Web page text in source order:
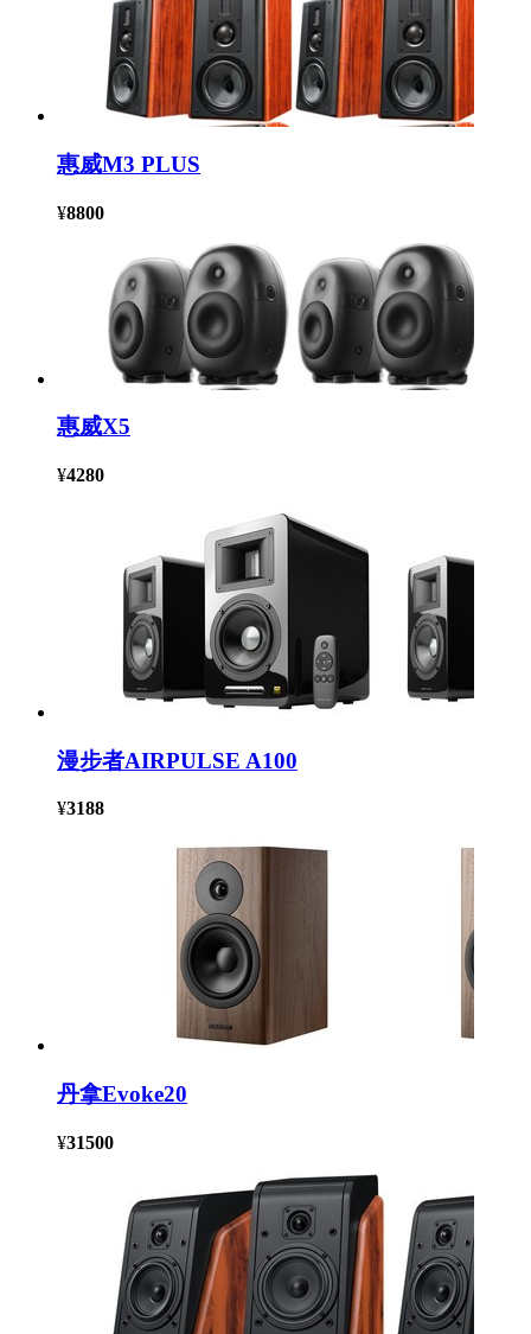
惠威M3 PLUS
¥8800
惠威X5
¥4280
漫步者AIRPULSE A100
¥3188
丹拿Evoke20
¥31500